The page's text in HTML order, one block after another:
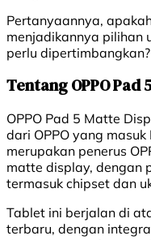
Pertanyaannya,
menjadikannya pilihan
perlu dipertimbangkan?
Tentang OPPO
OPPO Pad 5 Matte
dari OPPO yang
merupakan penerus
matte display, dengan
termasuk chipset dan
Tablet ini berjalan di
terbaru, dengan